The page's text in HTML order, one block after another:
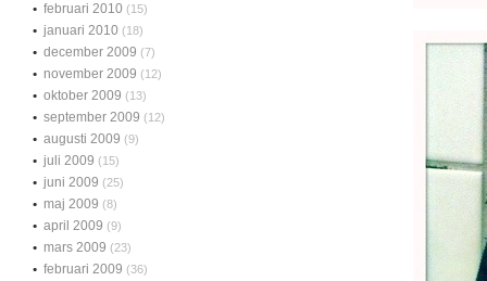
februari 2010 (15)
januari 2010 (18)
december 2009 (7)
november 2009 (12)
oktober 2009 (13)
september 2009 (12)
augusti 2009 (9)
juli 2009 (15)
juni 2009 (25)
maj 2009 (8)
april 2009 (9)
mars 2009 (23)
februari 2009 (36)